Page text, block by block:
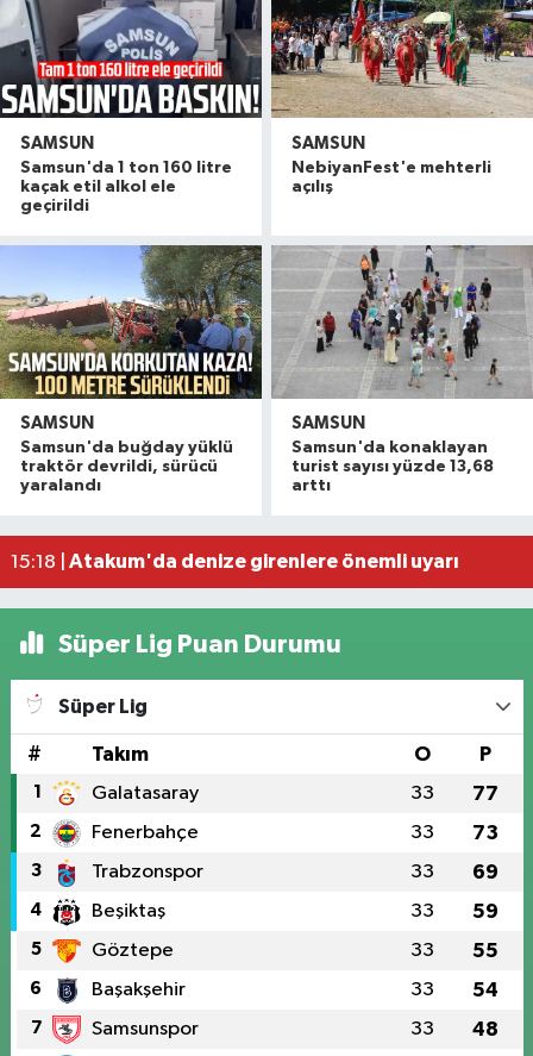
SAMSUN
Samsun'da 1 ton 160 litre
kaçak etil alkol ele
geçirildi
SAMSUN
NebiyanFest'e mehterli
açılış
SAMSUN
Samsun'da buğday yüklü
traktör devrildi, sürücü
yaralandı
SAMSUN
Samsun'da konaklayan
turist sayısı yüzde 13,68
arttı
19:58 |Havza'da 11 yıl 8 ay hapis cezasıyla aranan
16:49 |Dron saldırısına uğrayan geminin içi
16:40 | Samsunspor’dan Kasımpaşa karşısında ilk
15:18 | Atakum'da denize girenlere önemli uyarı
Süper Lig Puan Durumu
Süper Lig
# Takım O P
1 Galatasaray 33 77
2 Fenerbahçe 33 73
3 Trabzonspor 33 69
4 Beşiktaş 33 59
5 Göztepe 33 55
6 Başakşehir 33 54
7 Samsunspor 33 48